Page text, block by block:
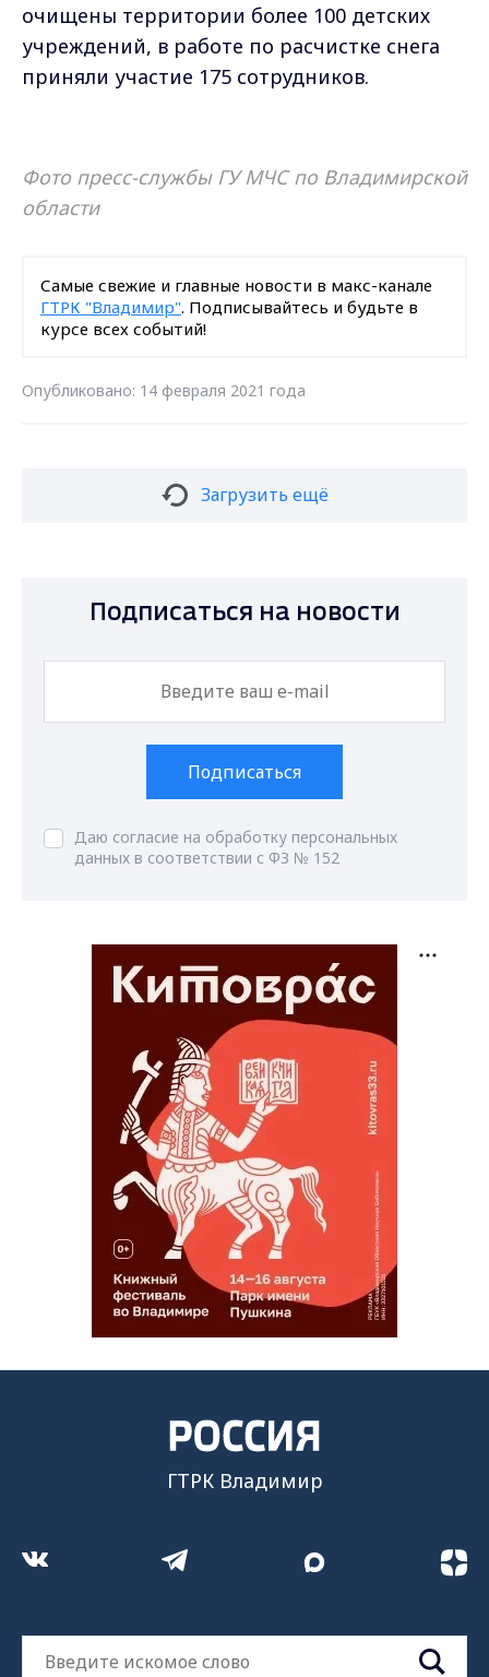
очищены территории более 100 детских
учреждений, в работе по расчистке снега
приняли участие 175 сотрудников.
Фото пресс-службы ГУ МЧС по Владимирской
области
Самые свежие и главные новости в макс-канале
ГТРК "Владимир". Подписывайтесь и будьте в
курсе всех событий!
Опубликовано: 14 февраля 2021 года
Загрузить ещё
Подписаться на новости
Подписаться
Даю согласие на обработку персональных
данных в соответствии с ФЗ № 152
ГТРК Владимир